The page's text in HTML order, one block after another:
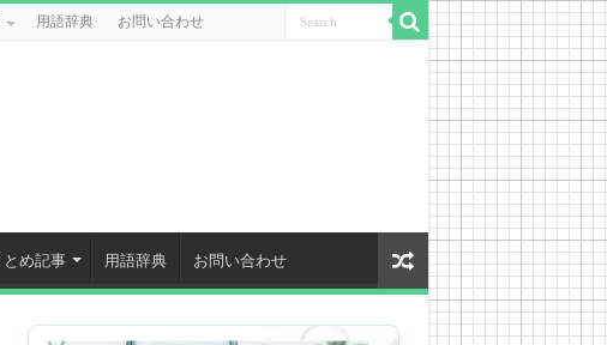
用語辞典 お問い合わせ
とめ記事 用語辞典 お問い合わせ